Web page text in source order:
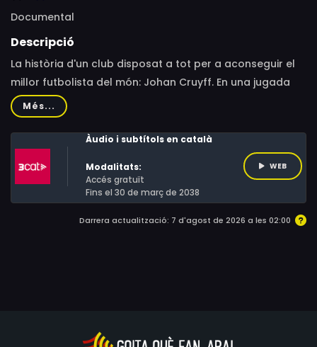
Documental
Descripció
La història d'un club disposat a tot per a aconseguir el
millor futbolista del món: Johan Cruyff. En una jugada
mestra per canviar la seva dinàmica, el FC Barcelona
s'endinsa en una enrevessada operació per aconseguir
el fitxatge del jugador holandès. Un episodi vinculat a un
dels més grans del futbol que combina esport i política.
Més...
Àudio i subtítols en català
Modalitats:
Accés gratuït
Fins el 30 de març de 2038
WEB
Darrera actualització: 7 d'agost de 2026 a les 02:00